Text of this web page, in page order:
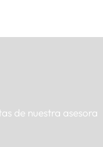
de nuestra asesora